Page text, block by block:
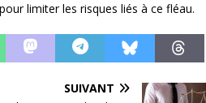
limiter les risques liés à ce fléau.
SUIVANT